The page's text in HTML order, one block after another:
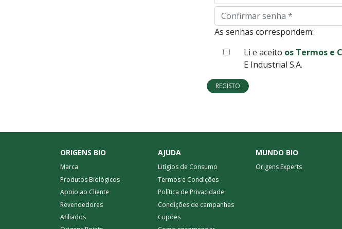
Confirmar
senha
As senhas correspondem:
Li e aceito os Termos e
E Industrial S.A.
REGISTO
ORIGENS BIO
Marca
Produtos Biológicos
Apoio ao Cliente
Revendedores
Afiliados
AJUDA
Litígios de Consumo
Termos e Condições
Política de Privacidade
Condições de campanhas
Cupões
MUNDO BIO
Origens Experts